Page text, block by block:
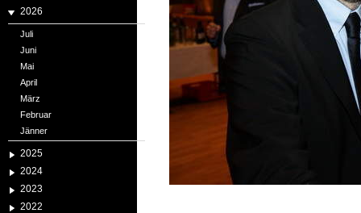
2026
Juli
Juni
Mai
April
März
Februar
Jänner
2025
2024
2023
2022